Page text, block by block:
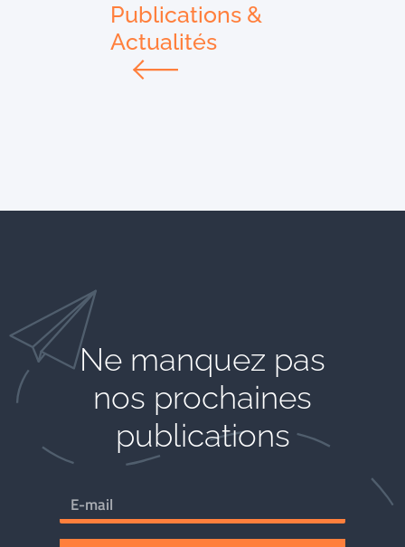
Publications &
Actualités
Ne manquez pas
nos prochaines
publications